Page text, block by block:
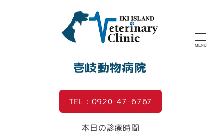
壱岐動物病院
MENU
TEL : 0920-47-6767
本日の診療時間